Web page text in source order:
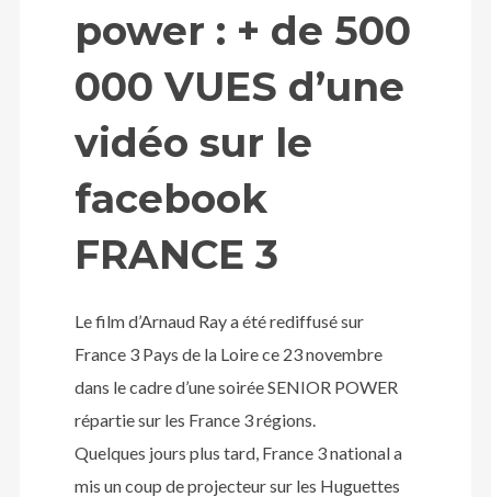
power : + de 500
000 VUES d’une
vidéo sur le
facebook
FRANCE 3
Le film d’Arnaud Ray a été rediffusé sur
France 3 Pays de la Loire ce 23 novembre
dans le cadre d’une soirée SENIOR POWER
répartie sur les France 3 régions.
Quelques jours plus tard, France 3 national a
mis un coup de projecteur sur les Huguettes